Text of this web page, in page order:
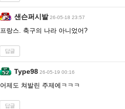
샌슨퍼시발 26-05-18 23:57
프랑스. 축구의 나라 아니었어?
답글
Type98 26-05-19 00:16
어제도 쳐발린 주제에ㅋㅋㅋ
답글